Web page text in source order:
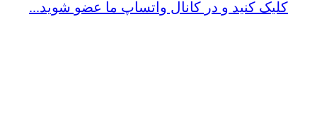
کلیک کنید و در کانال واتساپ ما عضو شوید...